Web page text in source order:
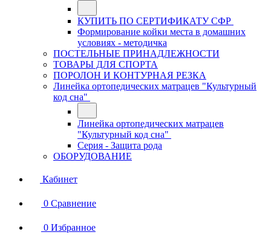
КУПИТЬ ПО СЕРТИФИКАТУ СФР
Формирование койки места в домашних
условиях - методичка
ПОСТЕЛЬНЫЕ ПРИНАДЛЕЖНОСТИ
ТОВАРЫ ДЛЯ СПОРТА
ПОРОЛОН И КОНТУРНАЯ РЕЗКА
Линейка ортопедических матрацев "Культурный
код сна"
Линейка ортопедических матрацев
"Культурный код сна"
Серия - Защита рода
ОБОРУДОВАНИЕ
Кабинет
0 Сравнение
0 Избранное